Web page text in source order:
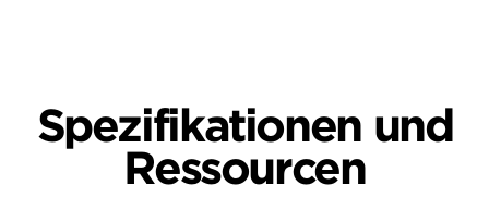
Spezifikationen und
Ressourcen